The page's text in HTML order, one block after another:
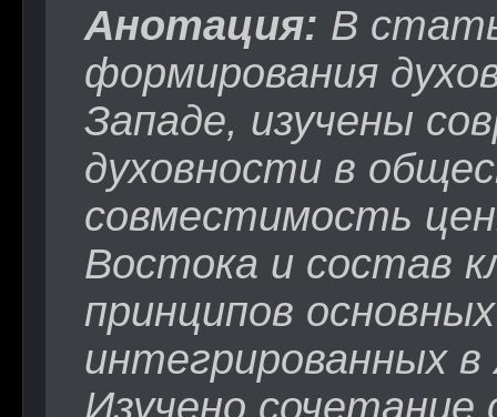
Анотация: В
формирования
Западе, изучены
духовности в
совместимость
Востока и состав
принципов
интегрированных
Изучено сочетание